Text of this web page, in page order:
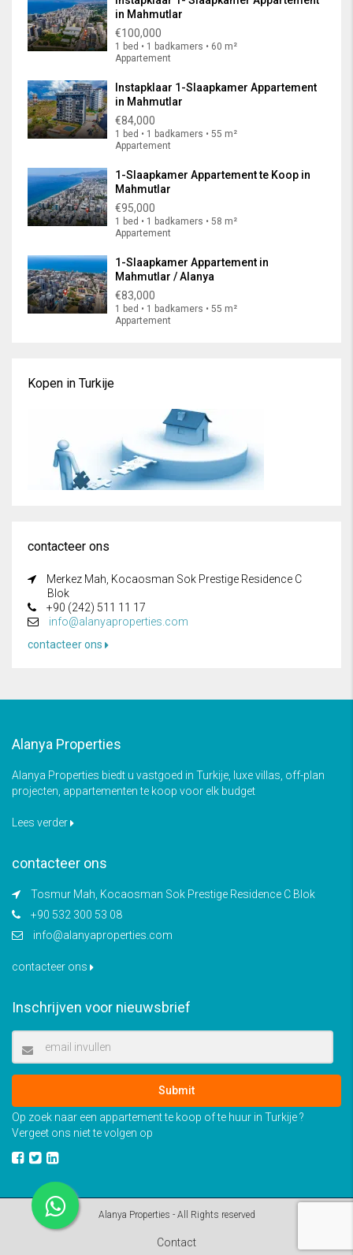
in Mahmutlar
€100,000
1 bed • 1 badkamers • 60 m²
Appartement
Instapklaar 1-Slaapkamer Appartement
in Mahmutlar
€84,000
1 bed • 1 badkamers • 55 m²
Appartement
1-Slaapkamer Appartement te Koop in
Mahmutlar
€95,000
1 bed • 1 badkamers • 58 m²
Appartement
1-Slaapkamer Appartement in
Mahmutlar / Alanya
€83,000
1 bed • 1 badkamers • 55 m²
Appartement
Kopen in Turkije
contacteer ons
Merkez Mah, Kocaosman Sok Prestige Residence C
Blok
+90 (242) 511 11 17
info@alanyaproperties.com
contacteer ons
Alanya Properties
Alanya Properties biedt u vastgoed in Turkije, luxe villas, off-plan
projecten, appartementen te koop voor elk budget
Lees verder
contacteer ons
Tosmur Mah, Kocaosman Sok Prestige Residence C Blok
+90 532 300 53 08
info@alanyaproperties.com
contacteer ons
Inschrijven voor nieuwsbrief
Submit
Op zoek naar een appartement te koop of te huur in Turkije ?
Vergeet ons niet te volgen op
Alanya Properties - All Rights reserved
Contact